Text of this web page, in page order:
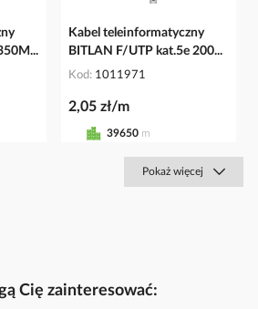
Kabel teleinformatyczny
BITLAN F/UTP kat.5e 200...
Kod 1011971
2,05 zł/m
39650 m
Pokaż więcej
Cię zainteresować: